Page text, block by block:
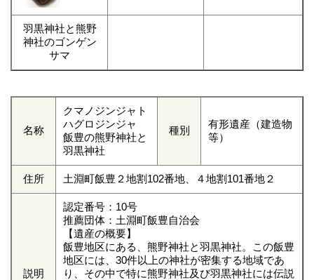
羽黒神社と熊野
神社のゴンゲン
サマ
名称
クマノジンジャト
ハグロジンジャ
飯豊の熊野神社と
羽黒神社
種別
有形遺産（建造物
等）
住所 土淵町飯豊２地割102番地、４地割101番地２
説明
認定番号：10号
推薦団体：土淵町飯豊自治会
【遺産の概要】
飯豊地区にある、熊野神社と羽黒神社。この飯豊
地区には、30件以上の神社が密集する地域であ
り、その中で特に熊野神社及び羽黒神社には伝説